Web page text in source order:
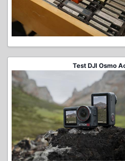
Test DJI Osmo